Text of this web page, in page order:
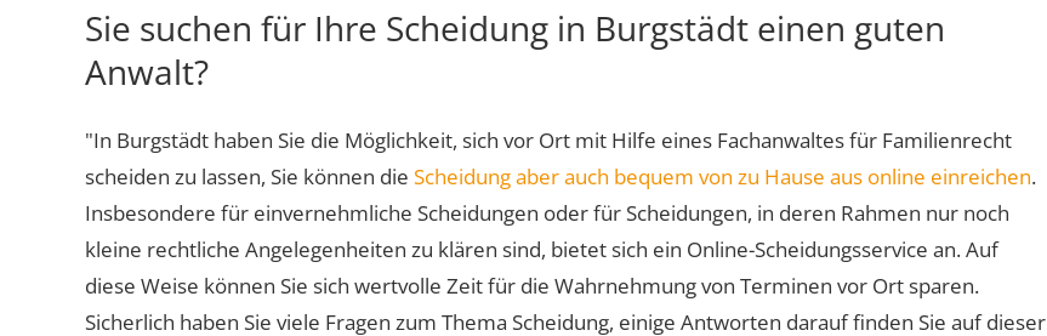
Sie suchen für Ihre Scheidung in Burgstädt einen guten
Anwalt?
"In Burgstädt haben Sie die Möglichkeit, sich vor Ort mit Hilfe eines Fachanwaltes für Familienrecht
scheiden zu lassen, Sie können die Scheidung aber auch bequem von zu Hause aus online einreichen.
Insbesondere für einvernehmliche Scheidungen oder für Scheidungen, in deren Rahmen nur noch
kleine rechtliche Angelegenheiten zu klären sind, bietet sich ein Online-Scheidungsservice an. Auf
diese Weise können Sie sich wertvolle Zeit für die Wahrnehmung von Terminen vor Ort sparen.
Sicherlich haben Sie viele Fragen zum Thema Scheidung, einige Antworten darauf finden Sie auf dieser